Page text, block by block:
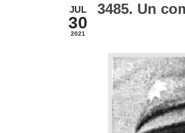
JUL
30
2021
3485. Un